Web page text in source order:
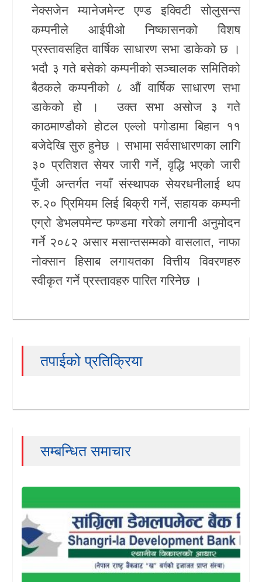
नेक्सजेन म्यानेजमेन्ट एण्ड इक्विटी सोलुसन्स
कम्पनीले आईपीओ निष्कासनको विेशष
प्रस्तावसहित वार्षिक साधारण सभा डाकेको छ ।
भदौ ३ गते बसेको कम्पनीको सञ्चालक समितिको
बैठकले कम्पनीको ८ औं वार्षिक साधारण सभा
डाकेको हो । उक्त सभा असोज ३ गते
काठमाण्डौको होटल एल्लो पगोडामा बिहान ११
बजेदेखि सुरु हुनेछ । सभामा सर्वसाधारणका लागि
३० प्रतिशत सेयर जारी गर्ने, वृद्धि भएको जारी
पूँजी अन्तर्गत नयाँ संस्थापक सेयरधनीलाई थप
रु.२० प्रिमियम लिई बिक्री गर्ने, सहायक कम्पनी
एग्रो डेभलपमेन्ट फण्डमा गरेको लगानी अनुमोदन
गर्ने २०८२ असार मसान्तसम्मको वासलात, नाफा
नोक्सान हिसाब लगायतका वित्तीय विवरणहरु
स्वीकृत गर्ने प्रस्तावहरु पारित गरिनेछ ।
तपाईको प्रतिक्रिया
सम्बन्धित समाचार